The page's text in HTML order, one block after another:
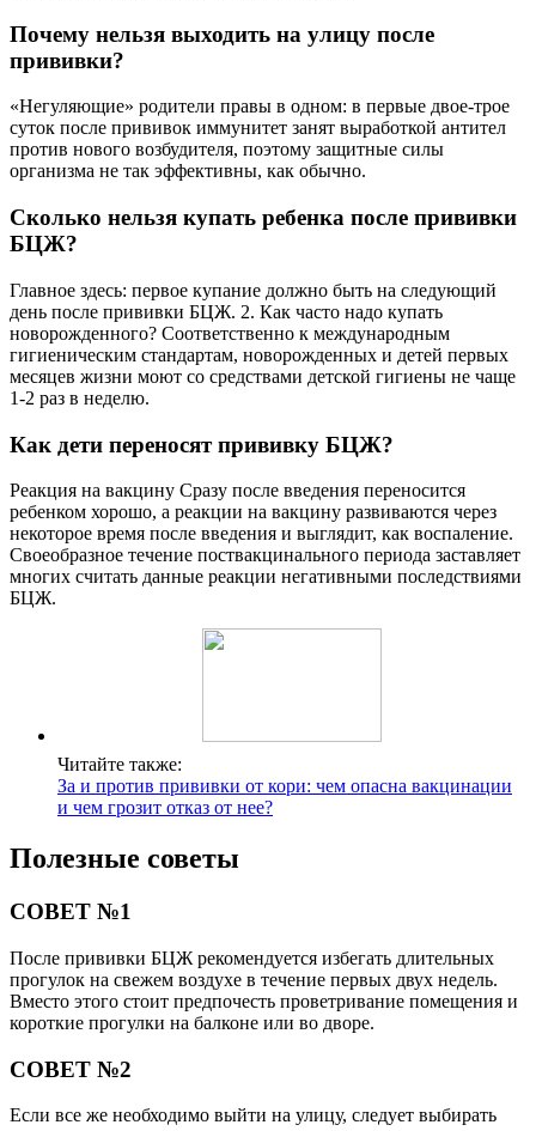
Почему нельзя выходить на улицу после
прививки?
«Негуляющие» родители правы в одном: в первые двое-трое
суток после прививок иммунитет занят выработкой антител
против нового возбудителя, поэтому защитные силы
организма не так эффективны, как обычно.
Сколько нельзя купать ребенка после прививки
БЦЖ?
Главное здесь: первое купание должно быть на следующий
день после прививки БЦЖ. 2. Как часто надо купать
новорожденного? Соответственно к международным
гигиеническим стандартам, новорожденных и детей первых
месяцев жизни моют со средствами детской гигиены не чаще
1-2 раз в неделю.
Как дети переносят прививку БЦЖ?
Реакция на вакцину Сразу после введения переносится
ребенком хорошо, а реакции на вакцину развиваются через
некоторое время после введения и выглядит, как воспаление.
Своеобразное течение поствакцинального периода заставляет
многих считать данные реакции негативными последствиями
БЦЖ.
Читайте также:
За и против прививки от кори: чем опасна вакцинации
и чем грозит отказ от нее?
Полезные советы
СОВЕТ №1
После прививки БЦЖ рекомендуется избегать длительных
прогулок на свежем воздухе в течение первых двух недель.
Вместо этого стоит предпочесть проветривание помещения и
короткие прогулки на балконе или во дворе.
СОВЕТ №2
Если все же необходимо выйти на улицу, следует выбирать